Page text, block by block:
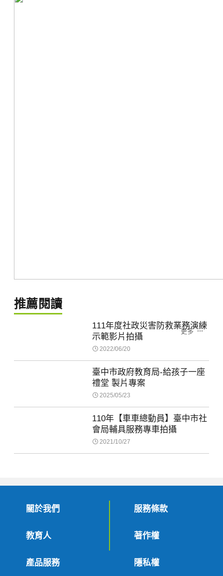
推薦閱讀
更多
111年度社政災害防救業務演練
示範影片拍攝
2022/06/20
臺中市政府教育局-給孩子一座
禮堂 製片專案
2025/05/23
110年【車車總動員】臺中市社
會局輔具服務專車拍攝
2021/10/27
關於我們
教育人
產品服務
服務條款
著作權
隱私權